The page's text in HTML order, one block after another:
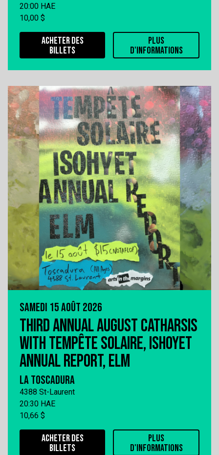
20:00 HAE
10,00 $
ACHETER DES
BILLETS
PLUS
D'INFORMATIONS
SAMEDI 15 AOÛT 2026
THIRD ANNUAL AUGUST CATHARSIS
WITH TEMPÊTE SOLAIRE, ISHOYET
ANNUAL REPORT, ELM
LA TOSCADURA
4388 St-Laurent
20:30 HAE
10,66 $
ACHETER DES
BILLETS
PLUS
D'INFORMATIONS